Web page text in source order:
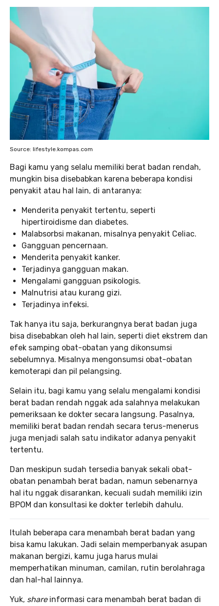
Source: lifestyle.kompas.com
Bagi kamu yang selalu memiliki berat badan rendah,
mungkin bisa disebabkan karena beberapa kondisi
penyakit atau hal lain, di antaranya:
Menderita penyakit tertentu, seperti
hipertiroidisme dan diabetes.
Malabsorbsi makanan, misalnya penyakit Celiac.
Gangguan pencernaan.
Menderita penyakit kanker.
Terjadinya gangguan makan.
Mengalami gangguan psikologis.
Malnutrisi atau kurang gizi.
Terjadinya infeksi.
Tak hanya itu saja, berkurangnya berat badan juga
bisa disebabkan oleh hal lain, seperti diet ekstrem dan
efek samping obat-obatan yang dikonsumsi
sebelumnya. Misalnya mengonsumsi obat-obatan
kemoterapi dan pil pelangsing.
Selain itu, bagi kamu yang selalu mengalami kondisi
berat badan rendah nggak ada salahnya melakukan
pemeriksaan ke dokter secara langsung. Pasalnya,
memiliki berat badan rendah secara terus-menerus
juga menjadi salah satu indikator adanya penyakit
tertentu.
Dan meskipun sudah tersedia banyak sekali obat-
obatan penambah berat badan, namun sebenarnya
hal itu nggak disarankan, kecuali sudah memiliki izin
BPOM dan konsultasi ke dokter terlebih dahulu.
Itulah beberapa cara menambah berat badan yang
bisa kamu lakukan. Jadi selain memperbanyak asupan
makanan bergizi, kamu juga harus mulai
memperhatikan minuman, camilan, rutin berolahraga
dan hal-hal lainnya.
Yuk, shareinformasi cara menambah berat badan di